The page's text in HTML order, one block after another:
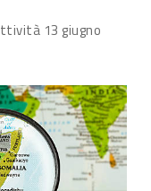
13 giugno